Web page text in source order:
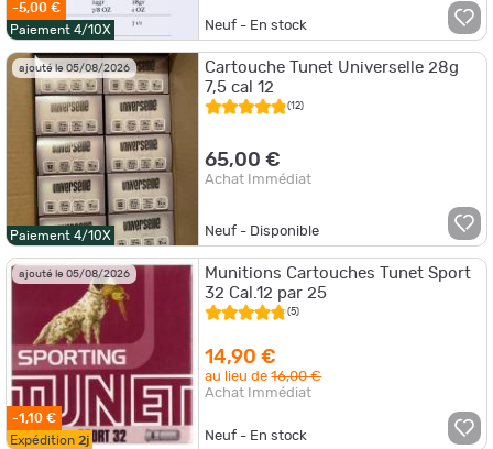
-5,00 €
Paiement 4/10X
Neuf - En stock
ajouté le 05/08/2026
Paiement 4/10X
Cartouche Tunet Universelle 28g
7,5 cal 12
(12)
65,00 €
Achat Immédiat
Neuf - Disponible
ajouté le 05/08/2026
-1,10 €
Expédition 2j
Munitions Cartouches Tunet Sport
32 Cal.12 par 25
(5)
14,90 €
au lieu de16,00 €
Achat Immédiat
Neuf - En stock